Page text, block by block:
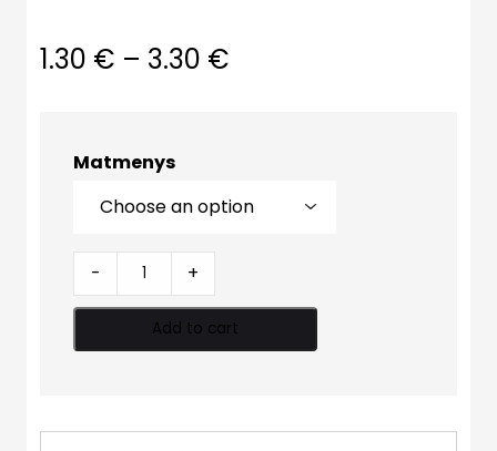
1.30 € – 3.30 €
Matmenys
reduk.
sriegiu
- +
Add to cart